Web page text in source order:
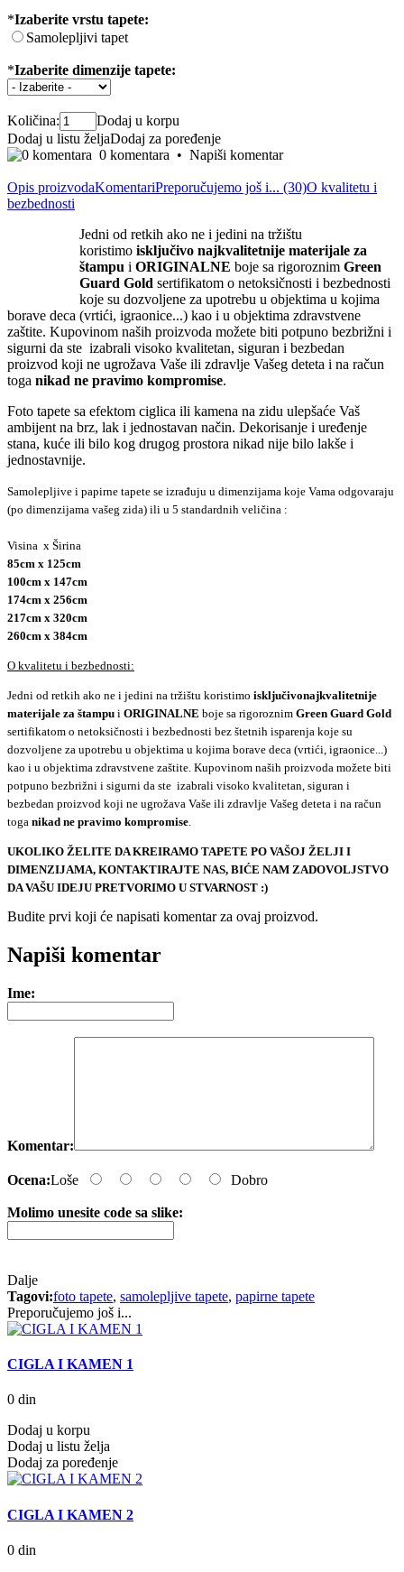
*Izaberite vrstu tapete:
Samolepljivi tapet
*Izaberite dimenzije tapete:
Količina:
Dodaj u korpu
Dodaj u listu željaDodaj za poređenje
0 komentara • Napiši komentar
Opis proizvodaKomentariPreporučujemo još i... (30)O kvalitetu i
bezbednosti
Jedni od retkih ako ne i jedini na tržištu
koristimo isključivo najkvalitetnije materijale za
štampu i ORIGINALNE boje sa rigoroznim Green
Guard Gold sertifikatom o netoksičnosti i bezbednosti
koje su dozvoljene za upotrebu u objektima u kojima
borave deca (vrtići, igraonice...) kao i u objektima zdravstvene
zaštite. Kupovinom naših proizvoda možete biti potpuno bezbrižni i
sigurni da ste izabrali visoko kvalitetan, siguran i bezbedan
proizvod koji ne ugrožava Vaše ili zdravlje Vašeg deteta i na račun
toga nikad ne pravimo kompromise.
Foto tapete sa efektom ciglica ili kamena na zidu ulepšaće Vaš
ambijent na brz, lak i jednostavan način. Dekorisanje i uređenje
stana, kuće ili bilo kog drugog prostora nikad nije bilo lakše i
jednostavnije.
Samolepljive i papirne tapete se izrađuju u dimenzijama koje Vama odgovaraju
(po dimenzijama vašeg zida) ili u 5 standardnih veličina :
Visina x Širina
85cm x 125cm
100cm x 147cm
174cm x 256cm
217cm x 320cm
260cm x 384cm
O kvalitetu i bezbednosti:
Jedni od retkih ako ne i jedini na tržištu koristimo isključivonajkvalitetnije
materijale za štampu i ORIGINALNE boje sa rigoroznim Green Guard Gold
sertifikatom o netoksičnosti i bezbednosti bez štetnih isparenja koje su
dozvoljene za upotrebu u objektima u kojima borave deca (vrtići, igraonice...)
kao i u objektima zdravstvene zaštite. Kupovinom naših proizvoda možete biti
potpuno bezbrižni i sigurni da ste izabrali visoko kvalitetan, siguran i
bezbedan proizvod koji ne ugrožava Vaše ili zdravlje Vašeg deteta i na račun
toga nikad ne pravimo kompromise.
UKOLIKO ŽELITE DA KREIRAMO TAPETE PO VAŠOJ ŽELJI I
DIMENZIJAMA, KONTAKTIRAJTE NAS, BIĆE NAM ZADOVOLJSTVO
DA VAŠU IDEJU PRETVORIMO U STVARNOST :)
Budite prvi koji će napisati komentar za ovaj proizvod.
Napiši komentar
Ime:
Komentar:
Ocena:Loše Dobro
Molimo unesite code sa slike:
Dalje
Tagovi:foto tapete, samolepljive tapete, papirne tapete
Preporučujemo još i...
CIGLA I KAMEN 1
0 din
Dodaj u korpu
Dodaj u listu želja
Dodaj za poređenje
CIGLA I KAMEN 2
0 din